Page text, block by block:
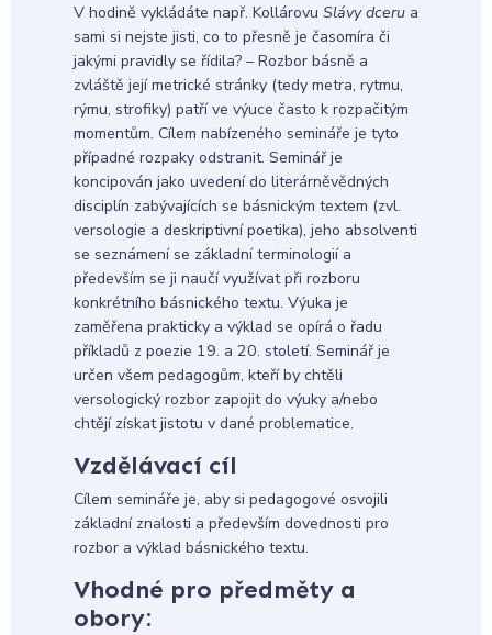
V hodině vykládáte např. Kollárovu Slávy dcerua
sami si nejste jisti, co to přesně je časomíra či
jakými pravidly se řídila? – Rozbor básně a
zvláště její metrické stránky (tedy metra, rytmu,
rýmu, strofiky) patří ve výuce často k rozpačitým
momentům. Cílem nabízeného semináře je tyto
případné rozpaky odstranit. Seminář je
koncipován jako uvedení do literárněvědných
disciplín zabývajících se básnickým textem (zvl.
versologie a deskriptivní poetika), jeho absolventi
se seznámení se základní terminologií a
především se ji naučí využívat při rozboru
konkrétního básnického textu. Výuka je
zaměřena prakticky a výklad se opírá o řadu
příkladů z poezie 19. a 20. století. Seminář je
určen všem pedagogům, kteří by chtěli
versologický rozbor zapojit do výuky a/nebo
chtějí získat jistotu v dané problematice.
Vzdělávací cíl
Cílem semináře je, aby si pedagogové osvojili
základní znalosti a především dovednosti pro
rozbor a výklad básnického textu.
Vhodné pro předměty a
obory: